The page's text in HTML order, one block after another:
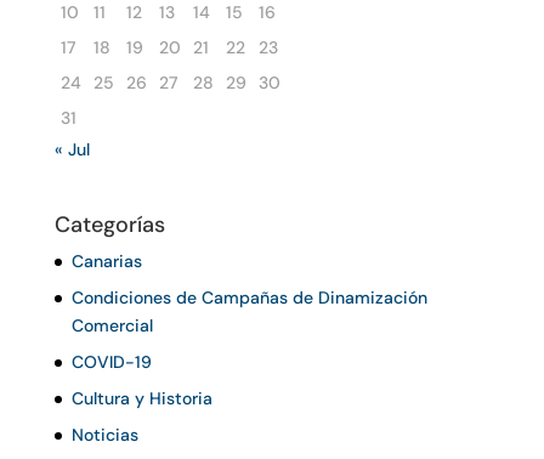
10
11 12 13 14 15
16
17
18 19 20 21 22
23
24
25 26 27 28 29
30
31
« Jul
Categorías
Canarias
Condiciones de Campañas de Dinamización
Comercial
COVID-19
Cultura y Historia
Noticias